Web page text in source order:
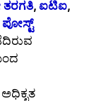
ತರಗತಿ, ಐಟಿಐ,
ಪೋಸ್ಟ್